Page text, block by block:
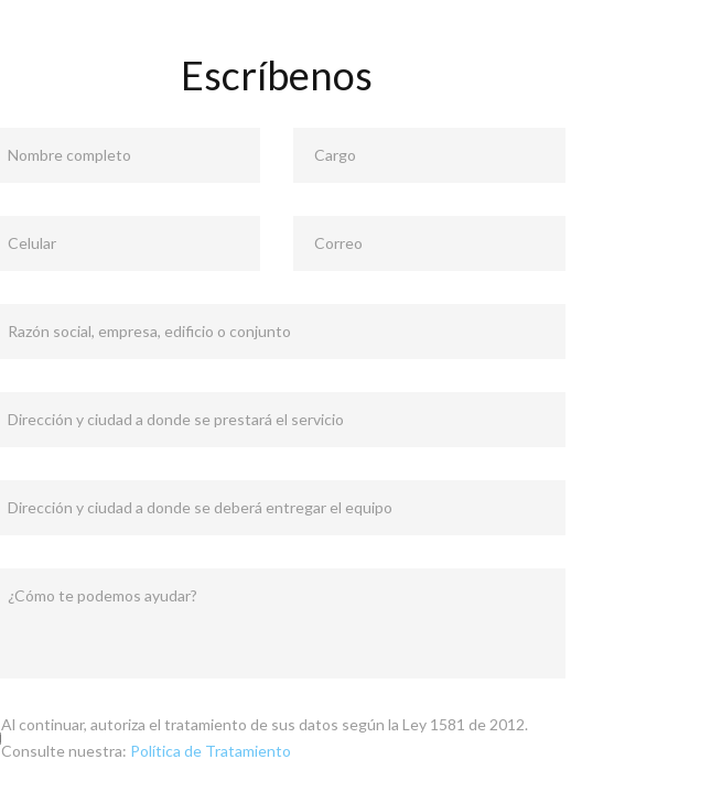
Escríbenos
Nombre completo Cargo
Celular Correo
Razón social, empresa, edificio o conjunto
Dirección y ciudad a donde se prestará el servicio
Dirección y ciudad a donde se deberá entregar el equipo
¿Cómo te podemos ayudar?
Al continuar, autoriza el tratamiento de sus datos según la Ley 1581 de 2012.
Consulte nuestra: Política de Tratamiento